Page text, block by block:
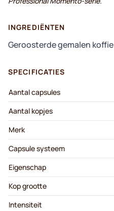
INGREDIËNTEN
Geroosterde gemalen koffie
SPECIFICATIES
Aantal capsules
Aantal kopjes
Merk
Capsule systeem
Eigenschap
Kop grootte
Intensiteit